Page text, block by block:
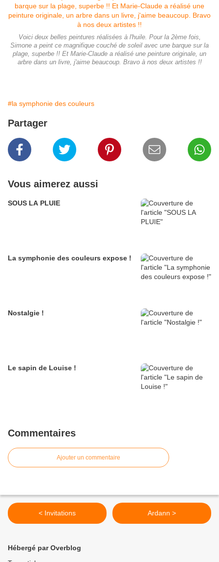
Voici deux belles peintures réalisées à l'huile. Pour la 2ème fois,
Simone a peint ce magnifique couché de soleil avec une barque sur la
plage, superbe !! Et Marie-Claude a réalisé une peinture originale, un
arbre dans un livre, j'aime beaucoup. Bravo à nos deux artistes !!
#la symphonie des couleurs
Partager
Vous aimerez aussi
SOUS LA PLUIE
La symphonie des couleurs expose !
Nostalgie !
Le sapin de Louise !
Commentaires
Ajouter un commentaire
< Invitations Ardann >
Hébergé par Overblog